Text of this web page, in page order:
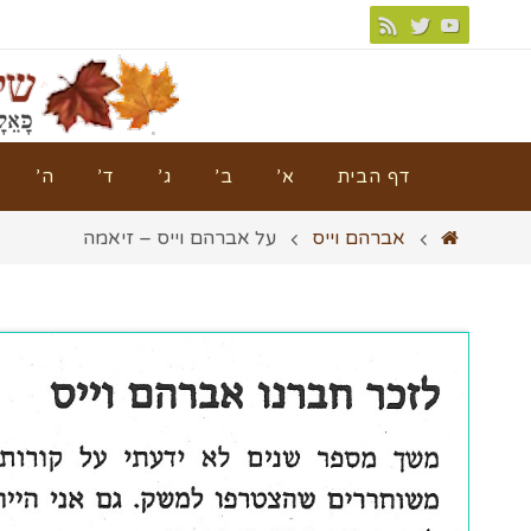
ה’ ד’ ג’ ב’ א’ דף הבית
אברהם וייס על אברהם וייס – זיאמה